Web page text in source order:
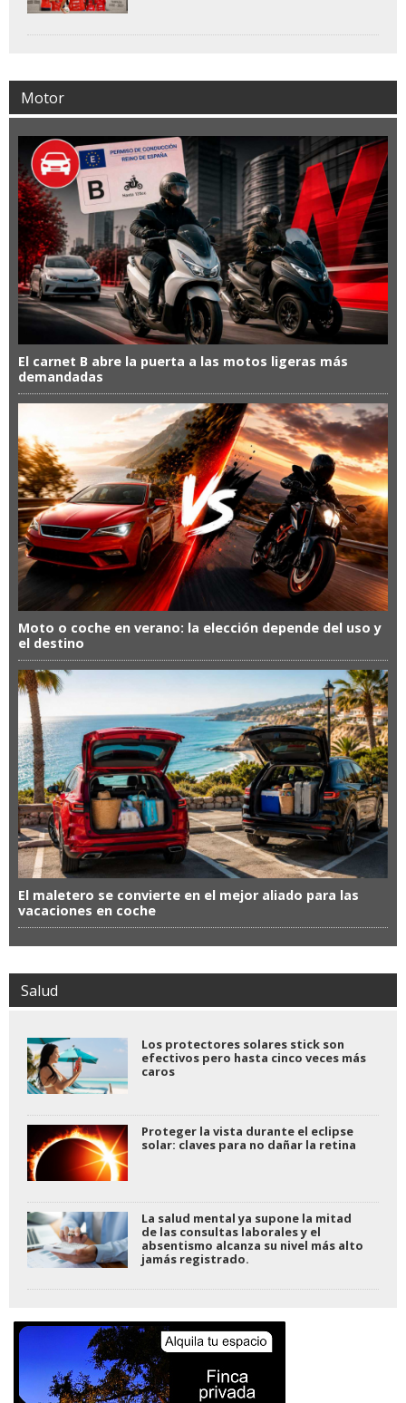
Motor
El carnet B abre la puerta a las motos ligeras más
demandadas
Moto o coche en verano: la elección depende del uso y
el destino
El maletero se convierte en el mejor aliado para las
vacaciones en coche
Salud
Los protectores solares stick son
efectivos pero hasta cinco veces más
caros
Proteger la vista durante el eclipse
solar: claves para no dañar la retina
La salud mental ya supone la mitad
de las consultas laborales y el
absentismo alcanza su nivel más alto
jamás registrado.